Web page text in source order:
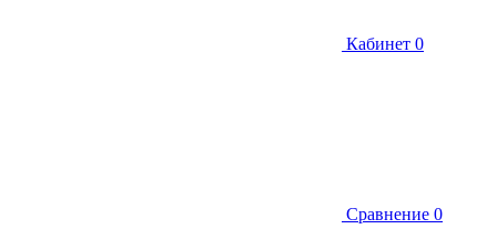
Кабинет 0
Сравнение 0